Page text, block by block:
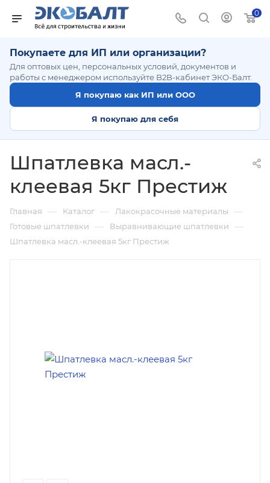
0
Покупаете для ИП или организации?
Для оптовых цен, персональных условий, документов и
работы с менеджером используйте B2B-кабинет ЭКО-Балт.
Я покупаю как ИП или ООО
Я покупаю для себя
Шпатлевка масл.-
клеевая 5кг Престиж
Главная — Каталог — Лакокрасочные материалы —
Готовые шпатлевки — Выравнивающие шпатлевки —
Шпатлевка масл.-клеевая 5кг Престиж